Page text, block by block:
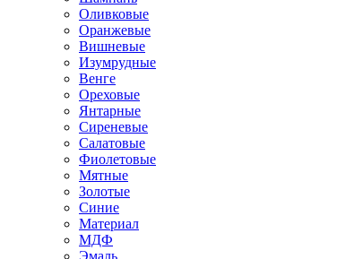
Оливковые
Оранжевые
Вишневые
Изумрудные
Венге
Ореховые
Янтарные
Сиреневые
Салатовые
Фиолетовые
Мятные
Золотые
Синие
Материал
МДФ
Эмаль